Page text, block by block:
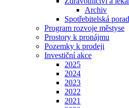
Archiv
Spotřebitelská
Program rozvoje městyse
Prostory k pronájmu
Pozemky k prodeji
Investiční akce
2025
2024
2023
2022
2021